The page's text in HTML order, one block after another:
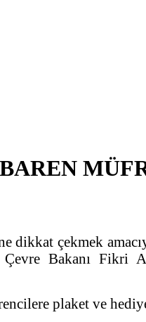
çekmek
Bakanı Fikri
plaket ve